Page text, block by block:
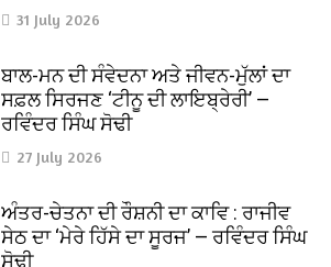
31 July 2026
ਬਾਲ-ਮਨ ਦੀ ਸੰਵੇਦਨਾ ਅਤੇ ਜੀਵਨ-ਮੁੱਲਾਂ ਦਾ
ਸਫ਼ਲ ਸਿਰਜਣ ‘ਟੀਨੂ ਦੀ ਲਾਇਬ੍ਰੇਰੀ’ —
ਰਵਿੰਦਰ ਸਿੰਘ ਸੋਢੀ
27 July 2026
ਅੰਤਰ-ਚੇਤਨਾ ਦੀ ਰੌਸ਼ਨੀ ਦਾ ਕਾਵਿ : ਰਾਜੀਵ
ਸੇਠ ਦਾ ‘ਮੇਰੇ ਹਿੱਸੇ ਦਾ ਸੂਰਜ’ — ਰਵਿੰਦਰ ਸਿੰਘ
ਸੋਢੀ